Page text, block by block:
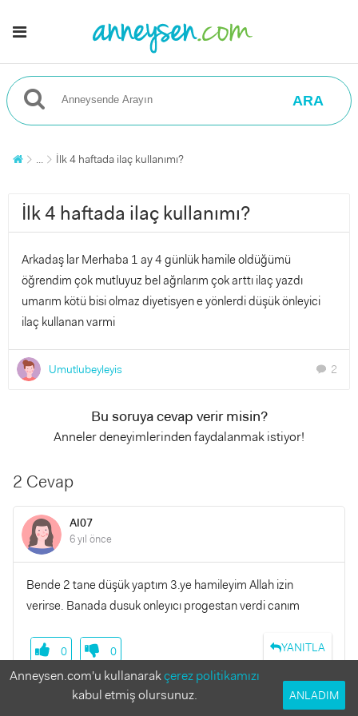
ARA
... İlk 4 haftada ilaç kullanımı?
İlk 4 haftada ilaç kullanımı?
Arkadaş lar Merhaba 1 ay 4 günlük hamile oldüğümü
öğrendim çok mutluyuz bel ağrılarım çok arttı ilaç yazdı
umarım kötü bisi olmaz diyetisyen e yönlerdi düşük önleyici
ilaç kullanan varmi
Umutlubeyleyis chat 2
Bu soruya cevap verir misin?
Anneler deneyimlerinden faydalanmak istiyor!
2 Cevap
Al07
6 yıl önce
Bende 2 tane düşük yaptım 3.ye hamileyim Allah izin
verirse. Banada dusuk onleyıcı progestan verdi canım
YANITLA
0 0
Anneysen.com'u kullanarakçerez politikamızı
kabul etmiş olursunuz.
ANLADIM